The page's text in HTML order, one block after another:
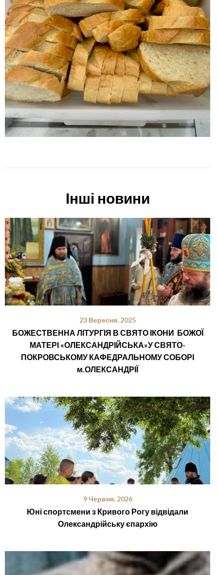
Інші новини
23 Вересня, 2025
БОЖЕСТВЕННА ЛІТУРГІЯ В СВЯТО ІКОНИ БОЖОЇ
МАТЕРІ «ОЛЕКСАНДРІЙСЬКА»У СВЯТО-
ПОКРОВСЬКОМУ КАФЕДРАЛЬНОМУ СОБОРІ
м.ОЛЕКСАНДРІЇ
9 Червня, 2026
Юні спортсмени з Кривого Рогу відвідали
Олександрійську єпархію